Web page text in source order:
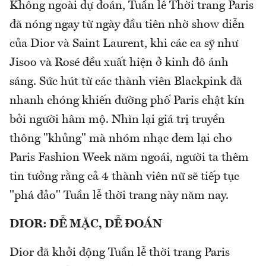
Không ngoài dự đoán, Tuần lễ Thời trang Paris
đã nóng ngay từ ngày đầu tiên nhờ show diễn
của Dior và Saint Laurent, khi các ca sỹ như
Jisoo và Rosé đều xuất hiện ở kinh đô ánh
sáng. Sức hút từ các thành viên Blackpink đã
nhanh chóng khiến đường phố Paris chật kín
bởi người hâm mộ. Nhìn lại giá trị truyền
thông "khủng" mà nhóm nhạc đem lại cho
Paris Fashion Week năm ngoái, người ta thêm
tin tưởng rằng cả 4 thành viên nữ sẽ tiếp tục
"phá đảo" Tuần lễ thời trang này năm nay.
DIOR: DỄ MẶC, DỄ ĐOÁN
Dior đã khởi động Tuần lễ thời trang Paris